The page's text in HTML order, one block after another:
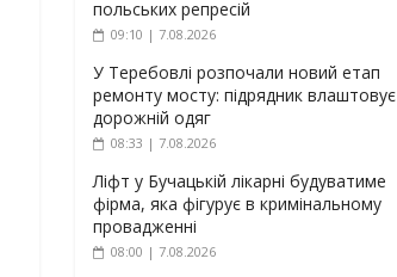
польських репресій
09:10 | 7.08.2026
У Теребовлі розпочали новий етап
ремонту мосту: підрядник влаштовує
дорожній одяг
08:33 | 7.08.2026
Ліфт у Бучацькій лікарні будуватиме
фірма, яка фігурує в кримінальному
провадженні
08:00 | 7.08.2026